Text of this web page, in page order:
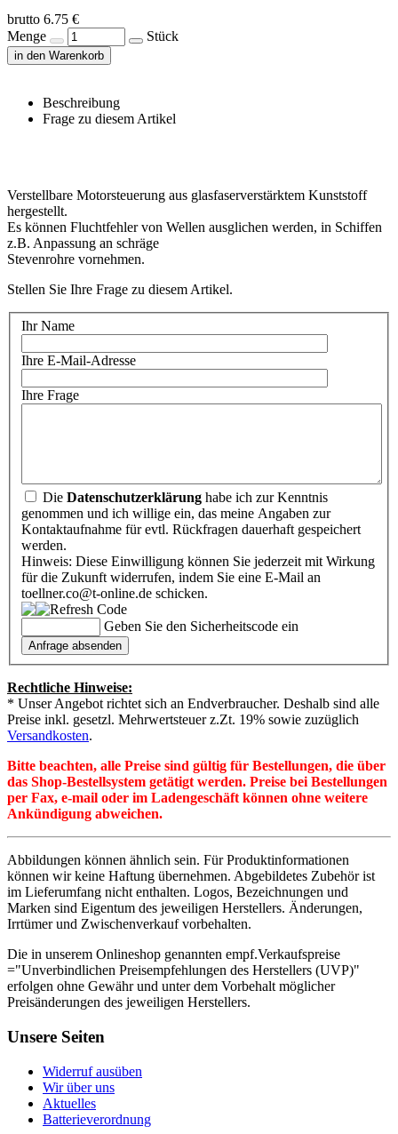
brutto 6.75 €
Menge
Stück
in den Warenkorb
Beschreibung
Frage zu diesem Artikel
Verstellbare Motorsteuerung aus glasfaserverstärktem Kunststoff
hergestellt.
Es können Fluchtfehler von Wellen ausglichen werden, in Schiffen
z.B. Anpassung an schräge
Stevenrohre vornehmen.
Stellen Sie Ihre Frage zu diesem Artikel.
Ihr Name
Ihre E-Mail-Adresse
Ihre Frage
Die Datenschutzerklärung habe ich zur Kenntnis
genommen und ich willige ein, das meine Angaben zur
Kontaktaufnahme für evtl. Rückfragen dauerhaft gespeichert
werden.
Hinweis: Diese Einwilligung können Sie jederzeit mit Wirkung
für die Zukunft widerrufen, indem Sie eine E-Mail an
toellner.co@t-online.de schicken.
Geben Sie den Sicherheitscode ein
Rechtliche Hinweise:
* Unser Angebot richtet sich an Endverbraucher. Deshalb sind alle
Preise inkl. gesetzl. Mehrwertsteuer z.Zt. 19% sowie zuzüglich
Versandkosten.
Bitte beachten, alle Preise sind gültig für Bestellungen, die über
das Shop-Bestellsystem getätigt werden. Preise bei Bestellungen
per Fax, e-mail oder im Ladengeschäft können ohne weitere
Ankündigung abweichen.
Abbildungen können ähnlich sein. Für Produktinformationen
können wir keine Haftung übernehmen. Abgebildetes Zubehör ist
im Lieferumfang nicht enthalten. Logos, Bezeichnungen und
Marken sind Eigentum des jeweiligen Herstellers. Änderungen,
Irrtümer und Zwischenverkauf vorbehalten.
Die in unserem Onlineshop genannten empf.Verkaufspreise
="Unverbindlichen Preisempfehlungen des Herstellers (UVP)"
erfolgen ohne Gewähr und unter dem Vorbehalt möglicher
Preisänderungen des jeweiligen Herstellers.
Unsere Seiten
Widerruf ausüben
Wir über uns
Aktuelles
Batterieverordnung